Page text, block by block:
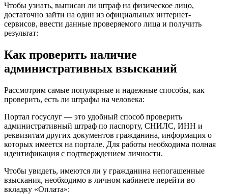
Чтобы узнать, выписан ли штраф на физическое лицо,
достаточно зайти на один из официальных интернет-
сервисов, ввести данные проверяемого лица и получить
результат:
Как проверить наличие
административных взысканий
Рассмотрим самые популярные и надежные способы, как
проверить, есть ли штрафы на человека:
Портал госуслуг — это удобный способ проверить
административный штраф по паспорту, СНИЛС, ИНН и
реквизитам других документов гражданина, информация о
которых имеется на портале. Для работы необходима полная
идентификация с подтверждением личности.
Чтобы увидеть, имеются ли у гражданина непогашенные
взыскания, необходимо в личном кабинете перейти во
вкладку «Оплата»: